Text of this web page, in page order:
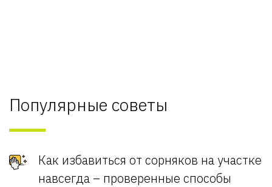
Популярные советы
Как избавиться от сорняков на участке
навсегда – проверенные способы